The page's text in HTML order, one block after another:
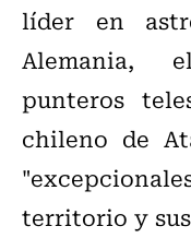
líder en
Alemania,
punteros
chileno de
territorio y